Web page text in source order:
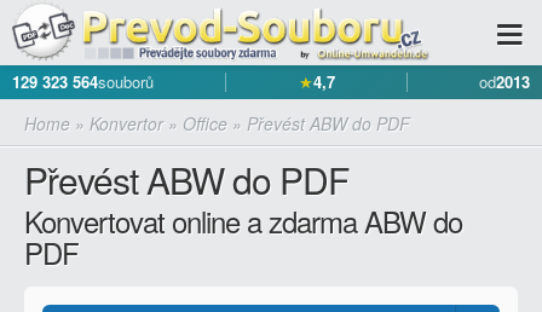
129 323 564souborů ★4,7 od2013
Home » Konvertor» Office » Převést ABW do PDF
Převést ABW do PDF
Konvertovat online a zdarma ABW do
PDF